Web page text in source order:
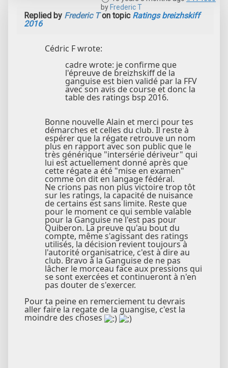
by Frederic T
Replied by Frederic Ton topic Ratings breizhskiff
2016
Cédric F wrote:
cadre wrote: je confirme que
l'épreuve de breizhskiff de la
ganguise est bien validé par la FFV
avec son avis de course et donc la
table des ratings bsp 2016.
Bonne nouvelle Alain et merci pour tes
démarches et celles du club. Il reste à
espérer que la régate retrouve un nom
plus en rapport avec son public que le
très générique "intersérie dériveur" qui
lui est actuellement donné après que
cette régate a été "mise en examen"
comme on dit en langage fédéral.
Ne crions pas non plus victoire trop tôt
sur les ratings, la capacité de nuisance
de certains est sans limite. Reste que
pour le moment ce qui semble valable
pour la Ganguise ne l'est pas pour
Quiberon. La preuve qu'au bout du
compte, même s'agissant des ratings
utilisés, la décision revient toujours à
l'autorité organisatrice, c'est à dire au
club. Bravo à la Ganguise de ne pas
lâcher le morceau face aux pressions qui
se sont exercées et continueront à n'en
pas douter de s'exercer.
Pour ta peine en remerciement tu devrais
aller faire la regate de la guangise, c'est la
moindre des choses